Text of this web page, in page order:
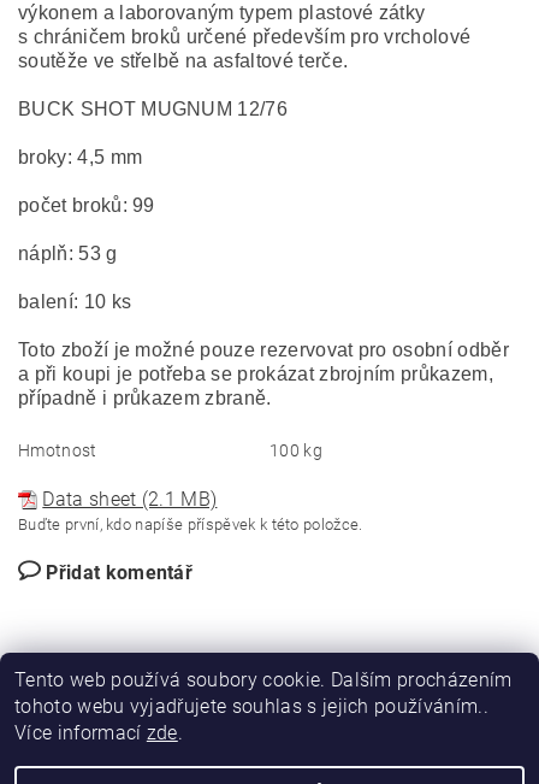
výkonem a laborovaným typem plastové zátky
s chráničem broků určené především pro vrcholové
soutěže ve střelbě na asfaltové terče.
BUCK SHOT MUGNUM 12/76
broky: 4,5 mm
počet broků: 99
náplň: 53 g
balení: 10 ks
Toto zboží je možné pouze rezervovat pro osobní odběr
a při koupi je potřeba se prokázat zbrojním průkazem,
případně i průkazem zbraně.
Hmotnost 100 kg
Data sheet (2.1 MB)
Buďte první, kdo napíše příspěvek k této položce.
Přidat komentář
DIRECT FORCE | JANÍSKOVÁ&LATA
Tento web používá soubory cookie. Dalším procházením
tohoto webu vyjadřujete souhlas s jejich používáním..
Více informací zde.